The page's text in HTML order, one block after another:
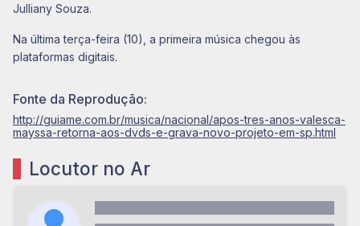
Julliany Souza.
Na última terça-feira (10), a primeira música chegou às
plataformas digitais.
Fonte da Reprodução:
http://guiame.com.br/musica/nacional/apos-tres-anos-valesca-
mayssa-retorna-aos-dvds-e-grava-novo-projeto-em-sp.html
Locutor no Ar